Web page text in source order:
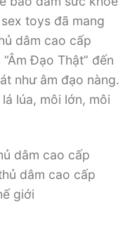
toys đã mang
dâm cao cấp
Đạo Thật” đến
như âm đạo nàng.
lúa, môi lớn, môi
dâm cao cấp
dâm cao cấp
giới